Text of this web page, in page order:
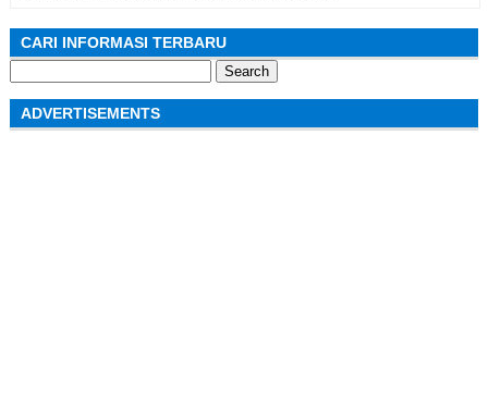
CARI INFORMASI TERBARU
for:
ADVERTISEMENTS